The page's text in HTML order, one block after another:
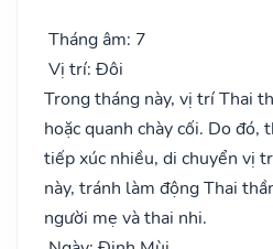
Tháng âm: 7
Vị trí: Đôi
Trong tháng này, vị trí Thai
hoặc quanh chày cối. Do đó,
tiếp xúc nhiều, di chuyển vị
này, tránh làm động Thai
người mẹ và thai nhi.